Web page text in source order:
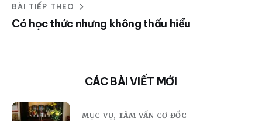
BÀI TIẾP THEO
Có học thức nhưng không thấu hiểu
CÁC BÀI VIẾT MỚI
MỤC VỤ, TÂM VẤN CƠ ĐỐC